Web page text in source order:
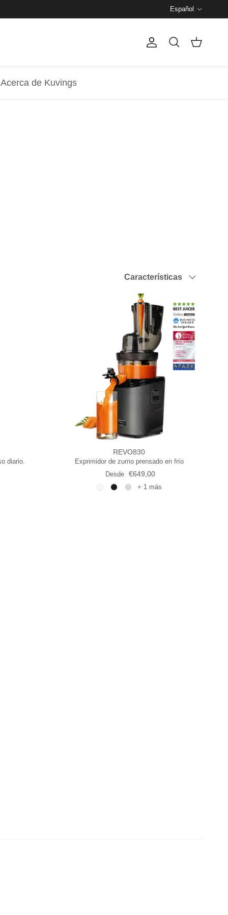
Español
CuentaBuscar Carrito
Acerca de Kuvings
Ordenar por
Características
diario.
REVO830
Exprimidor de zumo prensado en frío
Precio normal
Desde €649,00
+ 1 más